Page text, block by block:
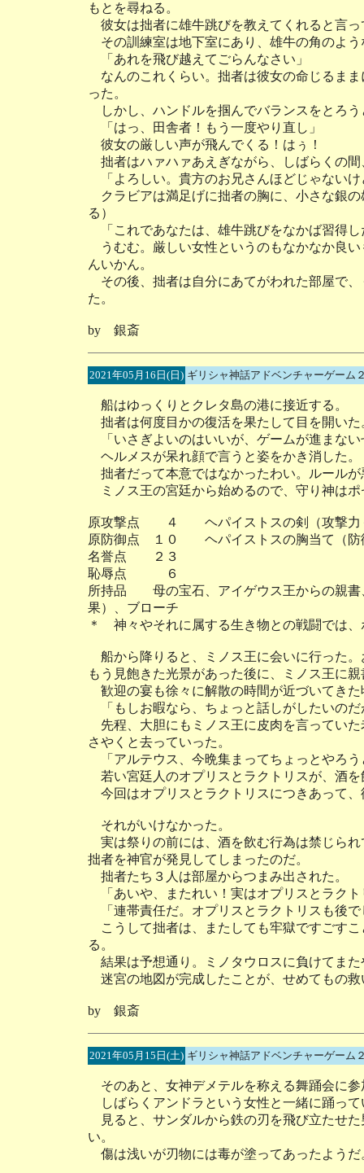
もとを尋ねる。
彼女は拙者に雄牛跳びを教えてくれると言っ
その訓練室は地下室にあり、雄牛の角のよ
「あれを飛び越えてごらんなさい」
なんのこれくらい。拙者は彼女の命じるま
った。
しかし、ハンドルを掴んでバランスをとろ
「はっ、田舎者！もう一度やり直し」
彼女の厳しい声が飛んでくる！はぅ！
拙者はハァハァあえぎながら、しばらくの
「よろしい。貴方のお兄さんほどじゃないけ
クラビアは満足げに拙者の胸に、小さな銀
る）
「これであなたは、雄牛跳びをなかば習得
うむむ。厳しい女性というのもなかなか良
んいかん。
その後、拙者は自分にあてがわれた部屋で
た。
by 銀斎
2021年05月16日(日) ギリシャ神話アドベンチャーゲー
船はゆっくりとクレタ島の港に接近する。
拙者は何度目かの復活を果たして目を開いた
「いさぎよいのはいいが、ゲームが進まない
ヘルメスが呆れ顔で言うと姿をかき消した。
拙者だって本意ではなかったわい。ルールが
ミノス王の宮廷から始めるので、守り神は
原攻撃点 ４ ヘパイストスの剣（攻撃力
原防御点 １０ ヘパイストスの胸当て（防
名誉点 ２３
恥辱点 ６
所持品 母の宝石、アイゲウス王からの親書
果）、ブローチ
＊ 神々やそれに属する生き物との戦闘では
船から降りると、ミノス王に会いに行った
もう見飽きた光景があった後に、ミノス王に
歓迎の宴も徐々に解散の時間が近づいてきた
「もしお暇なら、ちょっと話しがしたいの
先程、大胆にもミノス王に皮肉を言ってい
さやくと去っていった。
「アルテウス、今晩集まってちょっとやろ
若い宮廷人のオプリスとラクトリスが、酒
今回はオプリスとラクトリスにつきあって
それがいけなかった。
実は祭りの前には、酒を飲む行為は禁じら
拙者を神官が発見してしまったのだ。
拙者たち３人は部屋からつまみ出された。
「あいや、またれい！実はオプリスとラク
「連帯責任だ。オプリスとラクトリスも後
こうして拙者は、またしても牢獄ですごす
る。
結果は予想通り。ミノタウロスに負けてまた
迷宮の地図が完成したことが、せめてもの救
by 銀斎
2021年05月15日(土) ギリシャ神話アドベンチャーゲー
そのあと、女神デメテルを称える舞踊会に参
しばらくアンドラという女性と一緒に踊っ
見ると、サンダルから鉄の刃を飛び立たせ
い。
傷は浅いが刃物には毒が塗ってあったよう